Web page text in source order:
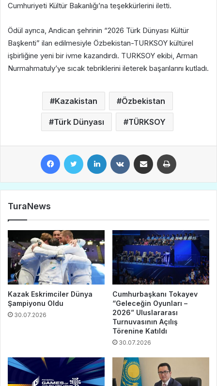
Cumhuriyeti Kültür Bakanlığı’na teşekkürlerini iletti.
Ödül ayrıca, Andican şehrinin “2026 Türk Dünyası Kültür
Başkenti” ilan edilmesiyle Özbekistan-TURKSOY kültürel
işbirliğine yeni bir ivme kazandırdı. TURKSOY ekibi, Arman
Nurmahmatuly’ye sıcak tebriklerini ileterek başarılarını kutladı.
Kazakistan Özbekistan
Türk Dünyası TÜRKSOY
TuraNews
Kazak Eskrimciler Dünya
Şampiyonu Oldu
30.07.2026
Cumhurbaşkanı Tokayev
“Geleceğin Oyunları –
2026” Uluslararası
Turnuvasının Açılış
Törenine Katıldı
30.07.2026